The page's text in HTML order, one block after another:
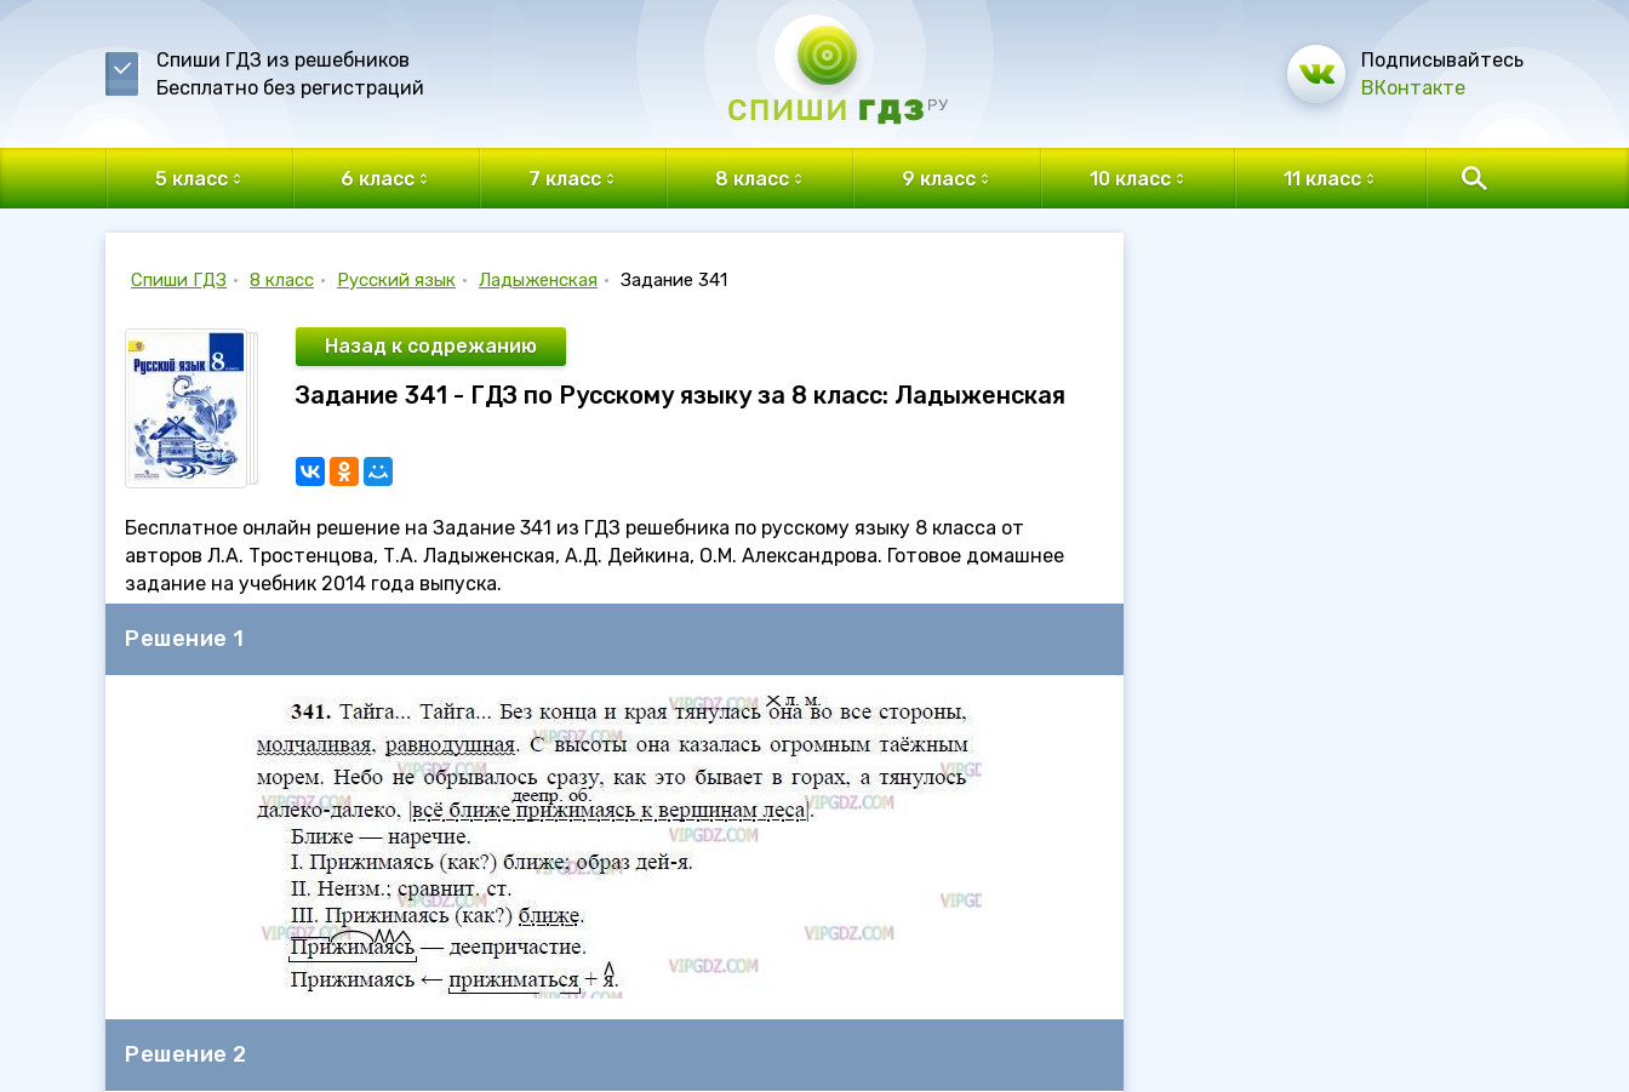
Спиши ГДЗ из решебников
Бесплатно без регистраций
Подписывайтесь
ВКонтакте
5 класс 6 класс 7 класс 8 класс 9 класс 10 класс 11 класс
Спиши ГДЗ • 8 класс • Русский язык • Ладыженская • Задание 341
Назад к содрежанию
Задание 341 - ГДЗ по Русскому языку за 8 класс: Ладыженская
Бесплатное онлайн решение на Задание 341 из ГДЗ решебника по русскому языку 8 класса от
авторов Л.А. Тростенцова, Т.А. Ладыженская, А.Д. Дейкина, О.М. Александрова. Готовое домашнее
задание на учебник 2014 года выпуска.
Решение 1
Решение 2